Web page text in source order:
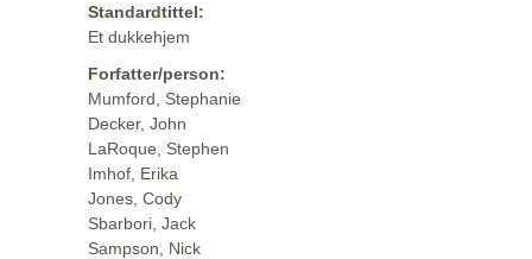
Standardtittel:
Et dukkehjem
Forfatter/person:
Mumford, Stephanie
Decker, John
LaRoque, Stephen
Imhof, Erika
Jones, Cody
Sbarbori, Jack
Sampson, Nick